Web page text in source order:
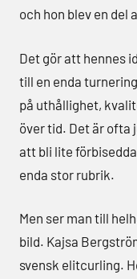
och hon blev en del
Det gör att hennes
till en enda
på uthållighet,
över tid. Det är ofta
att bli lite
enda stor rubrik.
Men ser man till
bild. Kajsa
svensk elitcurling.